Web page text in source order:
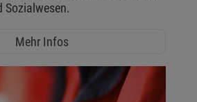
Sozialwesen.
Mehr Infos